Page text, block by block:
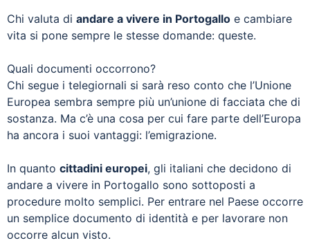
Chi valuta di andare a vivere in Portogallo e cambiare
vita si pone sempre le stesse domande: queste.
Quali documenti occorrono?
Chi segue i telegiornali si sarà reso conto che l’Unione
Europea sembra sempre più un’unione di facciata che di
sostanza. Ma c’è una cosa per cui fare parte dell’Europa
ha ancora i suoi vantaggi: l’emigrazione.
In quanto cittadini europei, gli italiani che decidono di
andare a vivere in Portogallo sono sottoposti a
procedure molto semplici. Per entrare nel Paese occorre
un semplice documento di identità e per lavorare non
occorre alcun visto.